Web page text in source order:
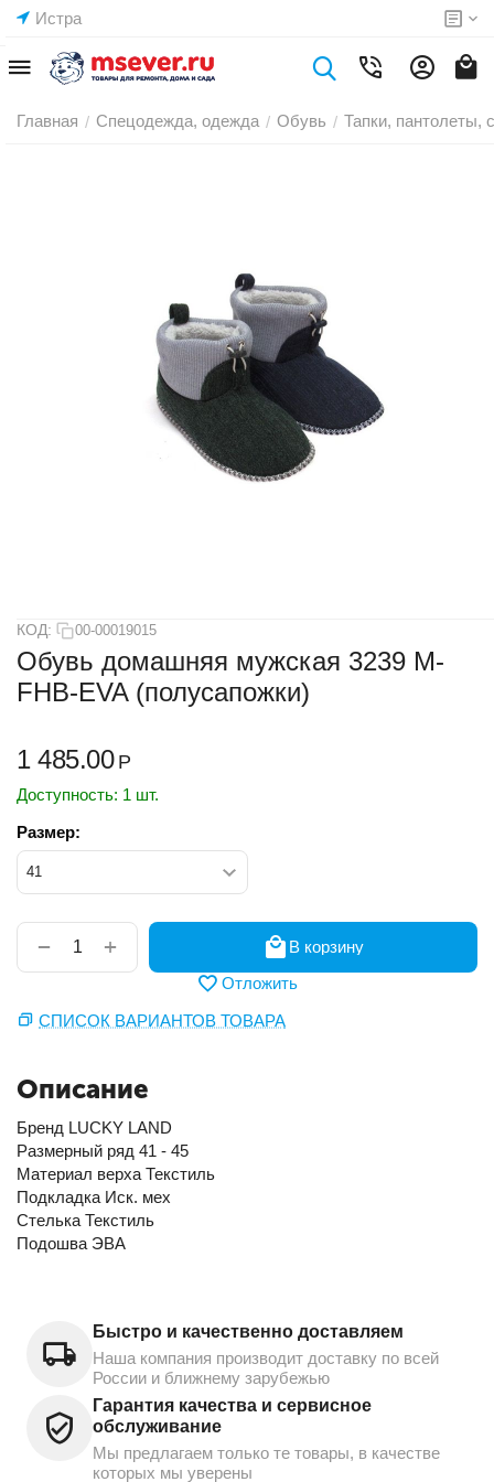
Истра
Главная / Спецодежда, одежда / Обувь / Тапки, пантолеты,
КОД: 00-00019015
Обувь домашняя мужская 3239 M-
FHB-EVA (полусапожки)
1 485.00 Р
Доступность: 1 шт.
Размер:
+
−
В корзину
Отложить
СПИСОК ВАРИАНТОВ ТОВАРА
Описание
Бренд LUCKY LAND
Размерный ряд 41 - 45
Материал верха Текстиль
Подкладка Иск. мех
Стелька Текстиль
Подошва ЭВА
Быстро и качественно доставляем
Наша компания производит доставку по всей
России и ближнему зарубежью
Гарантия качества и сервисное
обслуживание
Мы предлагаем только те товары, в качестве
которых мы уверены